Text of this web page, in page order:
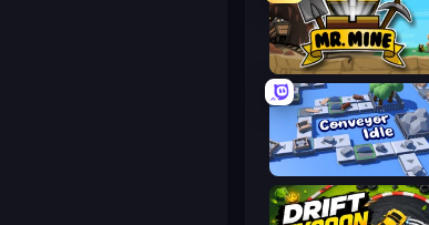
Mr. Mine
Conveyor Idle